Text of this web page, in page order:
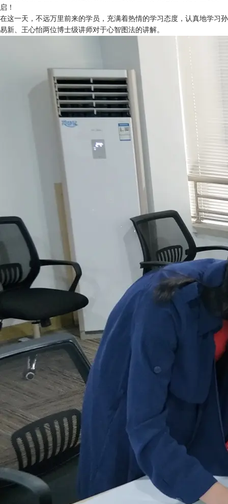
启！
在这一天，不远万里前来的学员，充满着热情的学习态度，认真地学习孙
易新、王心怡两位博士级讲师对于心智图法的讲解。